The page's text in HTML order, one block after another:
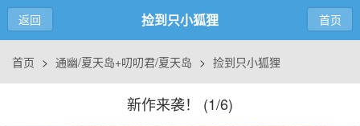
返回 捡到只小狐狸 首页
首页 > 通幽/夏天岛+叨叨君/夏天岛 > 捡到只小狐狸
新作来袭！ (1/6)